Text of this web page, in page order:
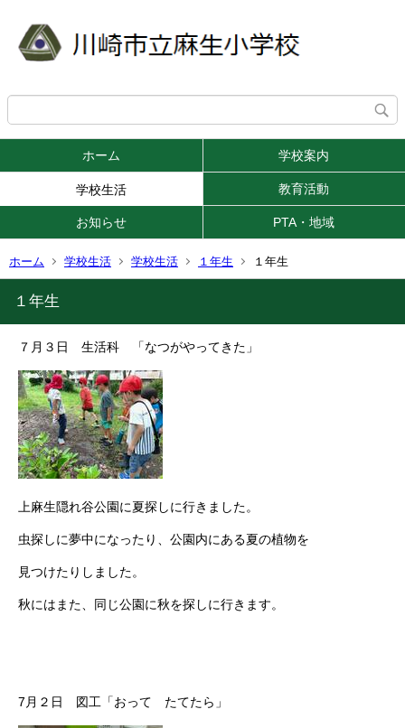
ホーム 学校案内
学校生活 教育活動
お知らせ PTA・地域
ホーム 学校生活 学校生活 １年生 １年生
１年生
７月３日 生活科 「なつがやってきた」
上麻生隠れ谷公園に夏探しに行きました。
虫探しに夢中になったり、公園内にある夏の植物を
見つけたりしました。
秋にはまた、同じ公園に秋を探しに行きます。
7月２日 図工「おって たてたら」